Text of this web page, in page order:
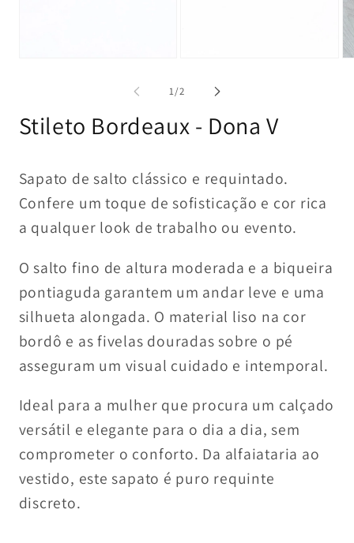
1/de
2
Stileto Bordeaux - Dona V
Sapato de salto clássico e requintado.
Confere um toque de sofisticação e cor rica
a qualquer look de trabalho ou evento.
O salto fino de altura moderada e a biqueira
pontiaguda garantem um andar leve e uma
silhueta alongada. O material liso na cor
bordô e as fivelas douradas sobre o pé
asseguram um visual cuidado e intemporal.
Ideal para a mulher que procura um calçado
versátil e elegante para o dia a dia, sem
comprometer o conforto. Da alfaiataria ao
vestido, este sapato é puro requinte
discreto.